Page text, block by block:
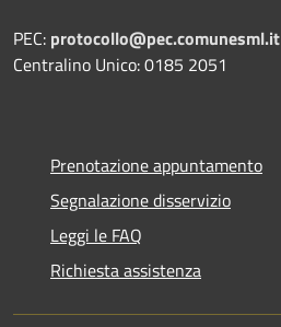
PEC: protocollo@pec.comunesml.it
Centralino Unico: 0185 2051
Prenotazione appuntamento
Segnalazione disservizio
Leggi le FAQ
Richiesta assistenza